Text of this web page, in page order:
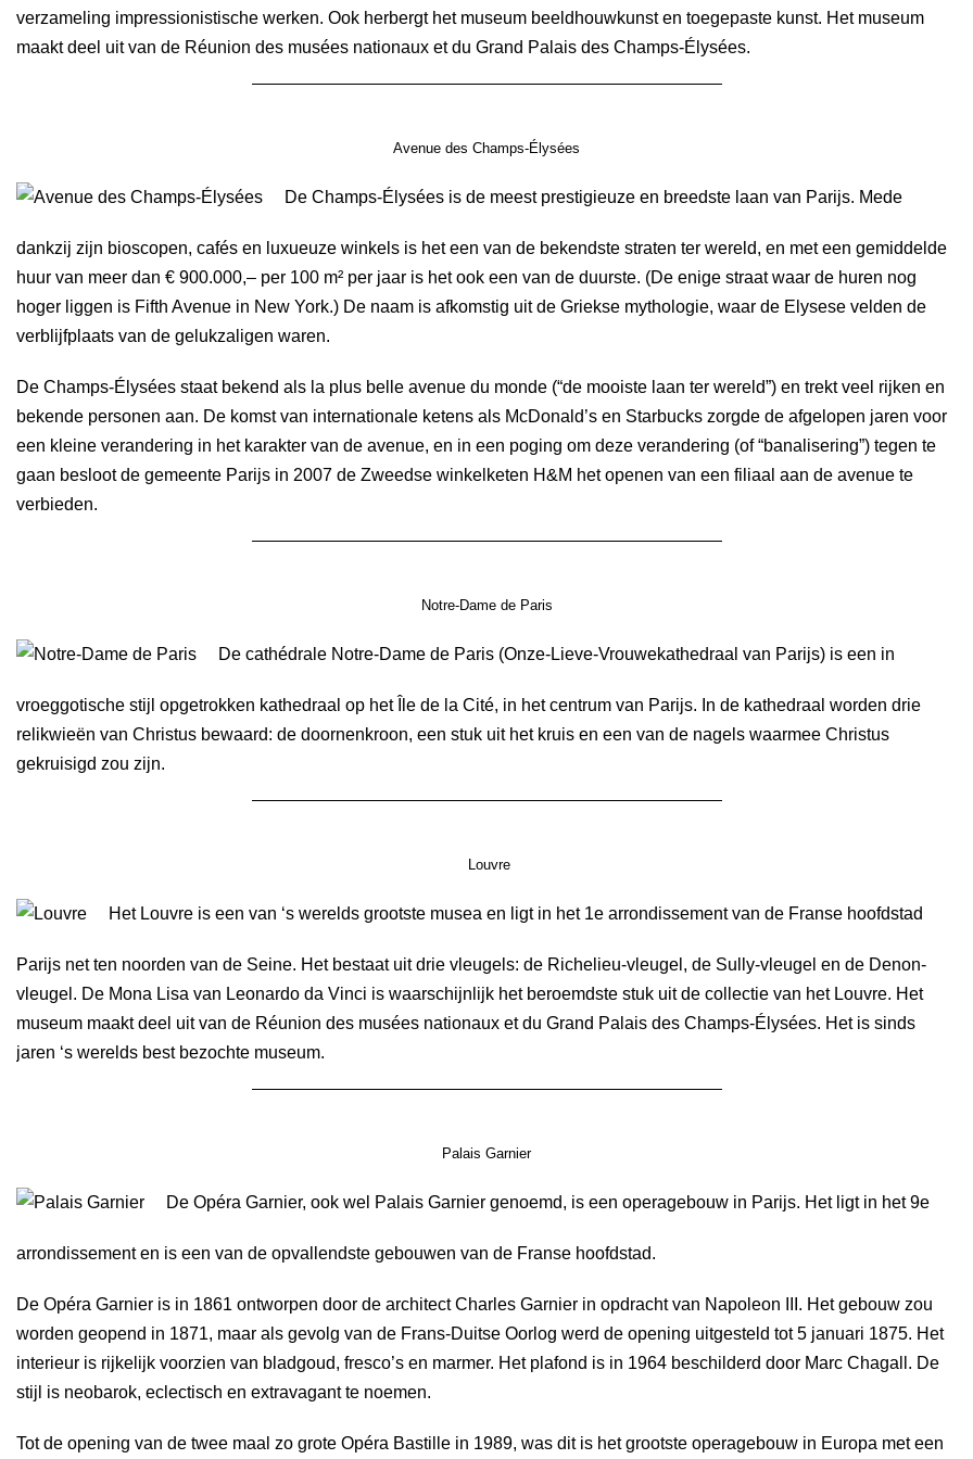
verzameling impressionistische werken. Ook herbergt het museum beeldhouwkunst en toegepaste kunst. Het museum
maakt deel uit van de Réunion des musées nationaux et du Grand Palais des Champs-Élysées.
Avenue des Champs-Élysées
De Champs-Élysées is de meest prestigieuze en breedste laan van Parijs. Mede
dankzij zijn bioscopen, cafés en luxueuze winkels is het een van de bekendste straten ter wereld, en met een gemiddelde
huur van meer dan € 900.000,– per 100 m² per jaar is het ook een van de duurste. (De enige straat waar de huren nog
hoger liggen is Fifth Avenue in New York.) De naam is afkomstig uit de Griekse mythologie, waar de Elysese velden de
verblijfplaats van de gelukzaligen waren.
De Champs-Élysées staat bekend als la plus belle avenue du monde (“de mooiste laan ter wereld”) en trekt veel rijken en
bekende personen aan. De komst van internationale ketens als McDonald’s en Starbucks zorgde de afgelopen jaren voor
een kleine verandering in het karakter van de avenue, en in een poging om deze verandering (of “banalisering”) tegen te
gaan besloot de gemeente Parijs in 2007 de Zweedse winkelketen H&M het openen van een filiaal aan de avenue te
verbieden.
Notre-Dame de Paris
De cathédrale Notre-Dame de Paris (Onze-Lieve-Vrouwekathedraal van Parijs) is een in
vroeggotische stijl opgetrokken kathedraal op het Île de la Cité, in het centrum van Parijs. In de kathedraal worden drie
relikwieën van Christus bewaard: de doornenkroon, een stuk uit het kruis en een van de nagels waarmee Christus
gekruisigd zou zijn.
Louvre
Het Louvre is een van ‘s werelds grootste musea en ligt in het 1e arrondissement van de Franse hoofdstad
Parijs net ten noorden van de Seine. Het bestaat uit drie vleugels: de Richelieu-vleugel, de Sully-vleugel en de Denon-
vleugel. De Mona Lisa van Leonardo da Vinci is waarschijnlijk het beroemdste stuk uit de collectie van het Louvre. Het
museum maakt deel uit van de Réunion des musées nationaux et du Grand Palais des Champs-Élysées. Het is sinds
jaren ‘s werelds best bezochte museum.
Palais Garnier
De Opéra Garnier, ook wel Palais Garnier genoemd, is een operagebouw in Parijs. Het ligt in het 9e
arrondissement en is een van de opvallendste gebouwen van de Franse hoofdstad.
De Opéra Garnier is in 1861 ontworpen door de architect Charles Garnier in opdracht van Napoleon III. Het gebouw zou
worden geopend in 1871, maar als gevolg van de Frans-Duitse Oorlog werd de opening uitgesteld tot 5 januari 1875. Het
interieur is rijkelijk voorzien van bladgoud, fresco’s en marmer. Het plafond is in 1964 beschilderd door Marc Chagall. De
stijl is neobarok, eclectisch en extravagant te noemen.
Tot de opening van de twee maal zo grote Opéra Bastille in 1989, was dit is het grootste operagebouw in Europa met een